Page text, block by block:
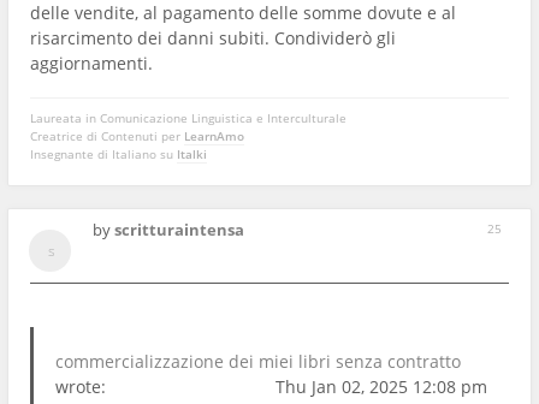
delle vendite, al pagamento delle somme dovute e al
risarcimento dei danni subiti. Condividerò gli
aggiornamenti.
Laureata in Comunicazione Linguistica e Interculturale
Creatrice di Contenuti per LearnAmo
Insegnante di Italiano su Italki
25
byscritturaintensa
commercializzazione dei miei libri senza contratto
wrote:
Thu Jan 02, 2025 12:08 pm